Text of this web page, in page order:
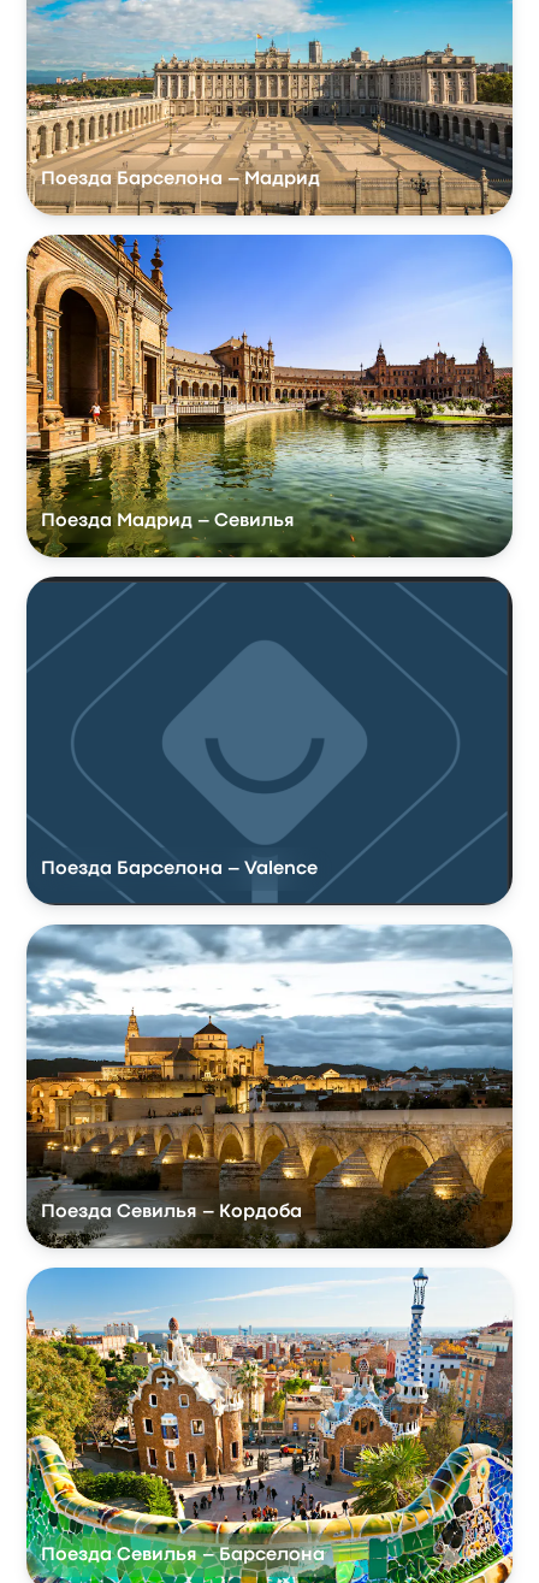
Поезда Барселона – Мадрид
Поезда Мадрид – Севилья
Поезда Барселона – Valence
Поезда Севилья – Кордоба
Поезда Севилья – Барселона